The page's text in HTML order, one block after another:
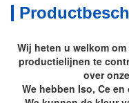
Wij heten u welkom
productielijnen te
over
We hebben Iso, Ce